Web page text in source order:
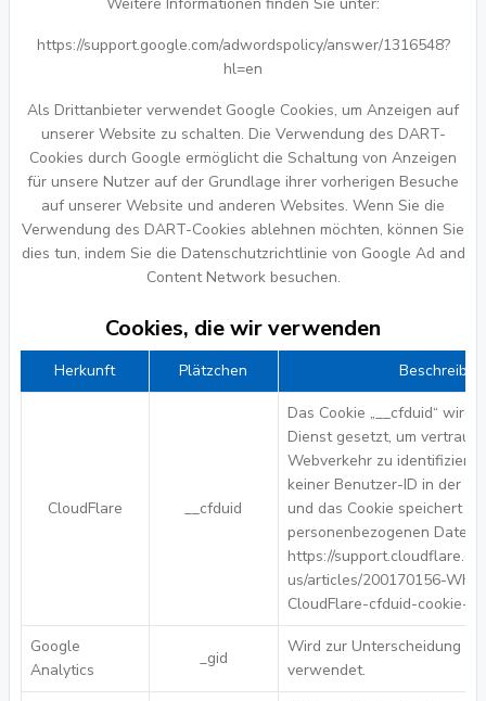
https://support.google.com/adwordspolicy/answer/1316548?
hl=en
Als Drittanbieter verwendet Google Cookies, um Anzeigen auf
unserer Website zu schalten. Die Verwendung des DART-
Cookies durch Google ermöglicht die Schaltung von Anzeigen
für unsere Nutzer auf der Grundlage ihrer vorherigen Besuche
auf unserer Website und anderen Websites. Wenn Sie die
Verwendung des DART-Cookies ablehnen möchten, können Sie
dies tun, indem Sie die Datenschutzrichtlinie von Google Ad and
Content Network besuchen.
Cookies, die wir verwenden
Herkunft Plätzchen
CloudFlare __cfduid
Das Cookie „__cfduid“ wird
Dienst gesetzt, um
Webverkehr zu
keiner Benutzer-ID in der
und das Cookie speichert
personenbezogenen Daten.
https://
us/articles/200170156-
CloudFlare-cfduid-cookie-
Google
Analytics
_gid
Wird zur Unterscheidung
verwendet.